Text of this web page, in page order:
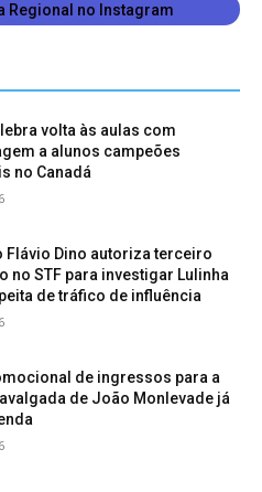
renomados, o
a dar densidade
Topazio Neto, o ex-
Michel Temer, entre
Regional no Instagram
volta às aulas com
a alunos campeões
no Canadá
Flávio Dino autoriza terceiro
no STF para investigar Lulinha
de tráfico de influência
de ingressos para a
de João Monlevade já